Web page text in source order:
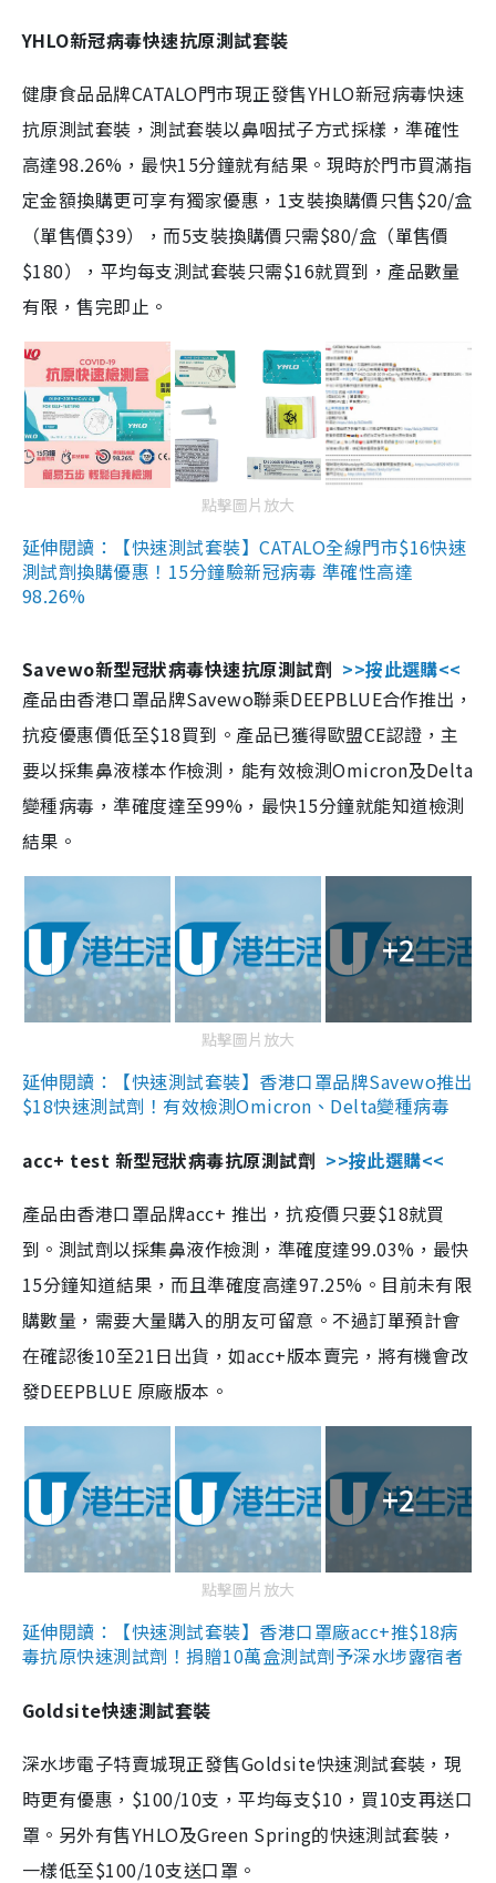
YHLO新冠病毒快速抗原測試套裝
健康食品品牌CATALO門市現正發售YHLO新冠病毒快速
抗原測試套裝，測試套裝以鼻咽拭子方式採樣，準確性
高達98.26%，最快15分鐘就有結果。現時於門市買滿指
定金額換購更可享有獨家優惠，1支裝換購價只售$20/盒
（單售價$39），而5支裝換購價只需$80/盒（單售價
$180），平均每支測試套裝只需$16就買到，產品數量
有限，售完即止。
點擊圖片放大
延伸閱讀：【快速測試套裝】CATALO全線門市$16快速
測試劑換購優惠！15分鐘驗新冠病毒 準確性高達
98.26%
Savewo新型冠狀病毒快速抗原測試劑 >>按此選購<<
產品由香港口罩品牌Savewo聯乘DEEPBLUE合作推出，
抗疫優惠價低至$18買到。產品已獲得歐盟CE認證，主
要以採集鼻液樣本作檢測，能有效檢測Omicron及Delta
變種病毒，準確度達至99%，最快15分鐘就能知道檢測
結果。
+2
點擊圖片放大
延伸閱讀：【快速測試套裝】香港口罩品牌Savewo推出
$18快速測試劑！有效檢測Omicron、Delta變種病毒
acc+ test 新型冠狀病毒抗原測試劑 >>按此選購<<
產品由香港口罩品牌acc+ 推出，抗疫價只要$18就買
到。測試劑以採集鼻液作檢測，準確度達99.03%，最快
15分鐘知道結果，而且準確度高達97.25%。目前未有限
購數量，需要大量購入的朋友可留意。不過訂單預計會
在確認後10至21日出貨，如acc+版本賣完，將有機會改
發DEEPBLUE 原廠版本。
+2
點擊圖片放大
延伸閱讀：【快速測試套裝】香港口罩廠acc+推$18病
毒抗原快速測試劑！捐贈10萬盒測試劑予深水埗露宿者
Goldsite快速測試套裝
深水埗電子特賣城現正發售Goldsite快速測試套裝，現
時更有優惠，$100/10支，平均每支$10，買10支再送口
罩。另外有售YHLO及Green Spring的快速測試套裝，
一樣低至$100/10支送口罩。